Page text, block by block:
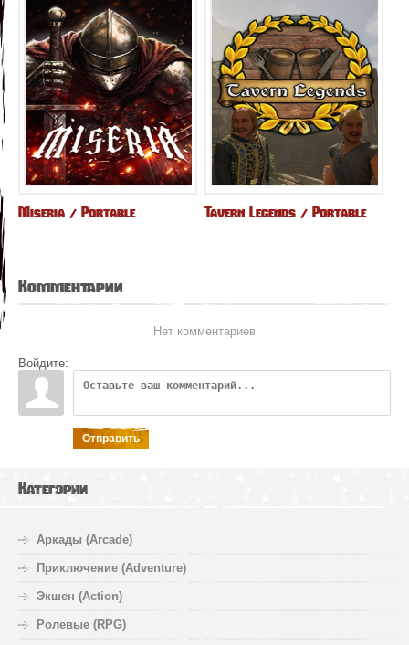
Miseria / Portable Tavern Legends / Portable
Комментарии
Нет комментариев
Войдите:
Отправить
Категории
Аркады (Arcade)
Приключение (Adventure)
Экшен (Action)
Ролевые (RPG)